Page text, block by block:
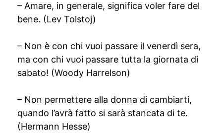
– Amare, in generale, significa voler fare del
bene. (Lev Tolstoj)
– Non è con chi vuoi passare il venerdì sera,
ma con chi vuoi passare tutta la giornata di
sabato! (Woody Harrelson)
– Non permettere alla donna di cambiarti,
quando l’avrà fatto si sarà stancata di te.
(Hermann Hesse)